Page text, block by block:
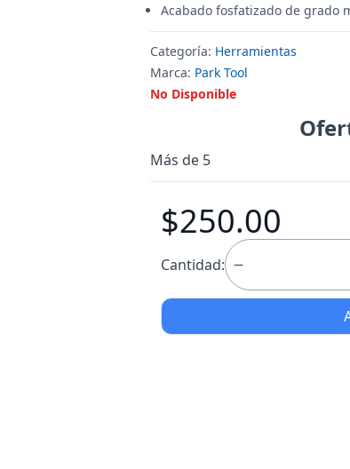
Acabado fosfatizado de grado
Categoría: Herramientas
Marca: Park Tool
No Disponible
Más de 5
$250.00
Cantidad: